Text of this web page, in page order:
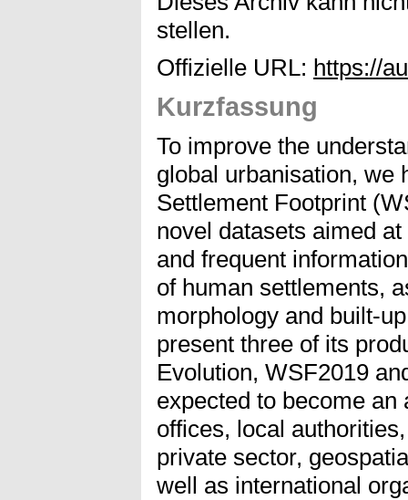
stellen.
Offizielle URL: https://
Kurzfassung
To improve the
global urbanisation, we
Settlement Footprint
novel datasets aimed
and frequent
of human settlements,
morphology and built-
present three of its
Evolution, WSF2019
expected to become
offices, local
private sector,
well as international